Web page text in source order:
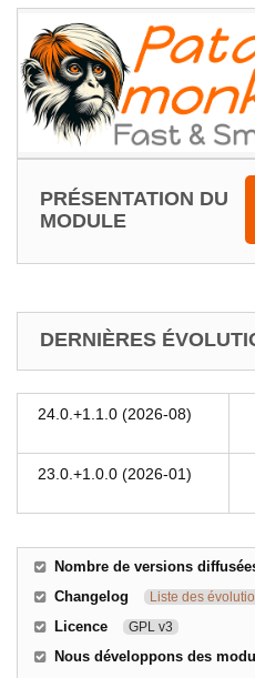
PRÉSENTATION DU
MODULE
DERNIÈRES
24.0.+1.1.0 (2026-08)
23.0.+1.0.0 (2026-01)
Nombre de versions
Changelog Liste des
Licence GPL v3
Nous développons des